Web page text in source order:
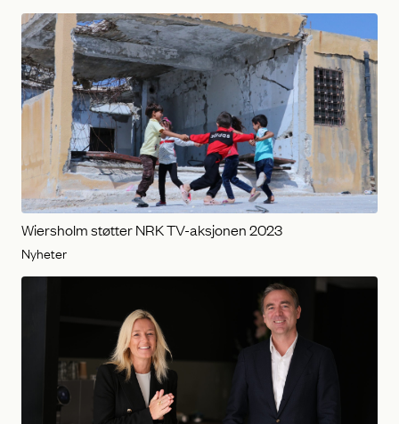
Wiersholm støtter NRK TV-aksjonen 2023
Nyheter